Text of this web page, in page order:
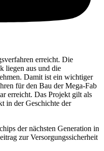
erreicht. Die
liegen aus und die
Damit ist ein wichtiger
für den Bau der Mega-Fab
erreicht. Das Projekt gilt als
in der Geschichte der
der nächsten Generation in
zur Versorgungssicherheit